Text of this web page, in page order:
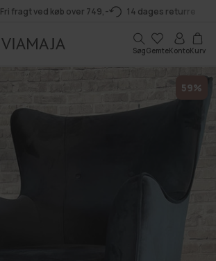
Fri fragt ved køb over 749,- 14 dages returret
SøgGemteKonto
Kurv
Kurv
59%